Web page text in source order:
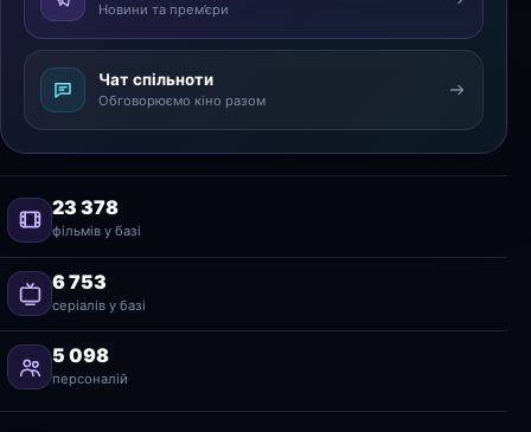
Новини та прем’єри
Чат спільноти
Обговорюємо кіно разом
23 378
фільмів у базі
6 753
серіалів у базі
5 098
персоналій